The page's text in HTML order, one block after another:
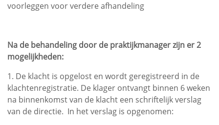
voorleggen voor verdere afhandeling
Na de behandeling door de praktijkmanager zijn er 2
mogelijkheden:
1. De klacht is opgelost en wordt geregistreerd in de
klachtenregistratie. De klager ontvangt binnen 6 weken
na binnenkomst van de klacht een schriftelijk verslag
van de directie. In het verslag is opgenomen: